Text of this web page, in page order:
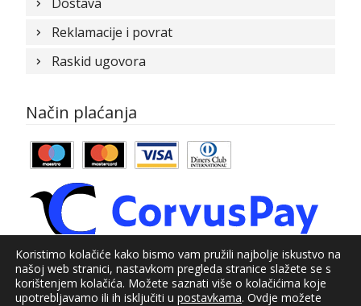
Reklamacije i povrat
Raskid ugovora
Način plaćanja
© Kundid 2021
Izrada web shopa: kT dizajn
Koristimo kolačiće kako bismo vam pružili najbolje iskustvo na
našoj web stranici, nastavkom pregleda stranice slažete se s
korištenjem kolačića. Možete saznati više o kolačićima koje
upotrebljavamo ili ih isključiti u postavkama. Ovdje možete